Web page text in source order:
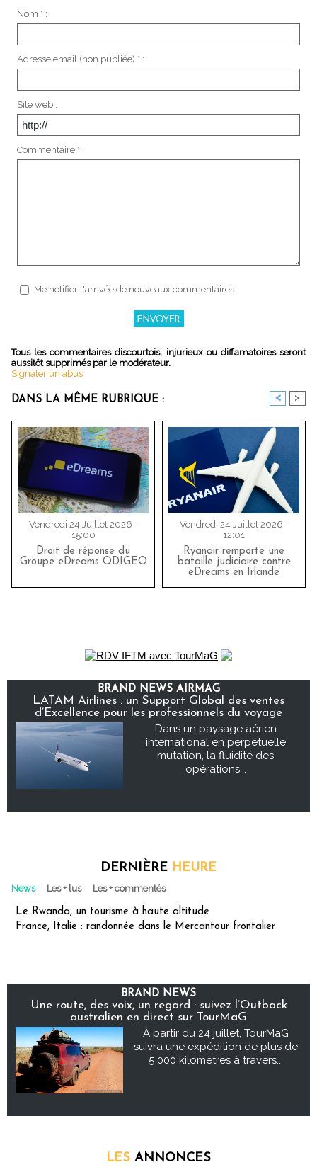
Nom * :
Adresse email (non publiée) * :
Site web :
Commentaire * :
Me notifier l'arrivée de nouveaux commentaires
Tous les commentaires discourtois, injurieux ou diffamatoires seront
aussitôt supprimés par le modérateur.
Signaler un abus
DANS LA MÊME RUBRIQUE : < >
Vendredi 24 Juillet 2026 -
15:00
Droit de réponse du
Groupe eDreams ODIGEO
Vendredi 24 Juillet 2026 -
12:01
Ryanair remporte une
bataille judiciaire contre
eDreams en Irlande
BRAND NEWS AIRMAG
LATAM Airlines : un Support Global des ventes
d’Excellence pour les professionnels du voyage
Dans un paysage aérien
international en perpétuelle
mutation, la fluidité des
opérations...
DERNIÈRE HEURE
News Les + lus Les + commentés
Le Rwanda, un tourisme à haute altitude
France, Italie : randonnée dans le Mercantour frontalier
BRAND NEWS
Une route, des voix, un regard : suivez l’Outback
australien en direct sur TourMaG
À partir du 24 juillet, TourMaG
suivra une expédition de plus de
5 000 kilomètres à travers...
LES ANNONCES